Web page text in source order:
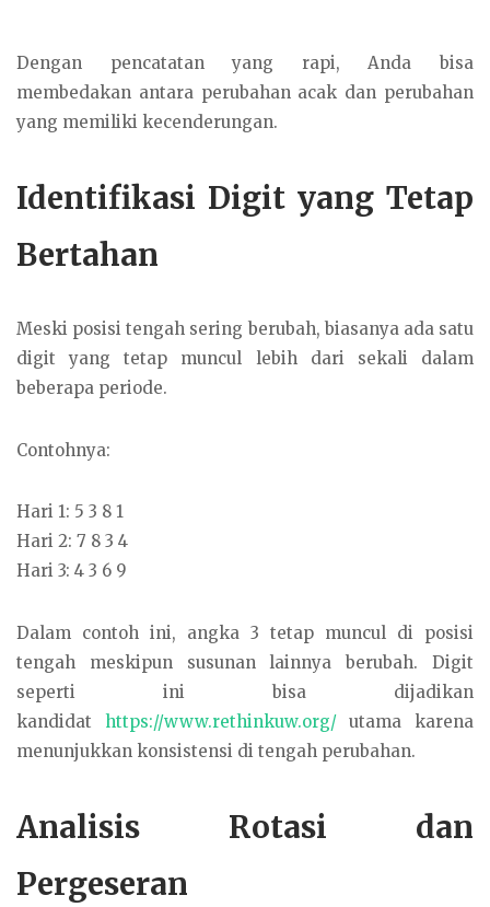
Dengan pencatatan yang rapi, Anda bisa
membedakan antara perubahan acak dan perubahan
yang memiliki kecenderungan.
Identifikasi Digit yang Tetap
Bertahan
Meski posisi tengah sering berubah, biasanya ada satu
digit yang tetap muncul lebih dari sekali dalam
beberapa periode.
Contohnya:
Hari 1: 5 3 8 1
Hari 2: 7 8 3 4
Hari 3: 4 3 6 9
Dalam contoh ini, angka 3 tetap muncul di posisi
tengah meskipun susunan lainnya berubah. Digit
seperti ini bisa dijadikan
kandidat https://www.rethinkuw.org/utama karena
menunjukkan konsistensi di tengah perubahan.
Analisis Rotasi dan
Pergeseran